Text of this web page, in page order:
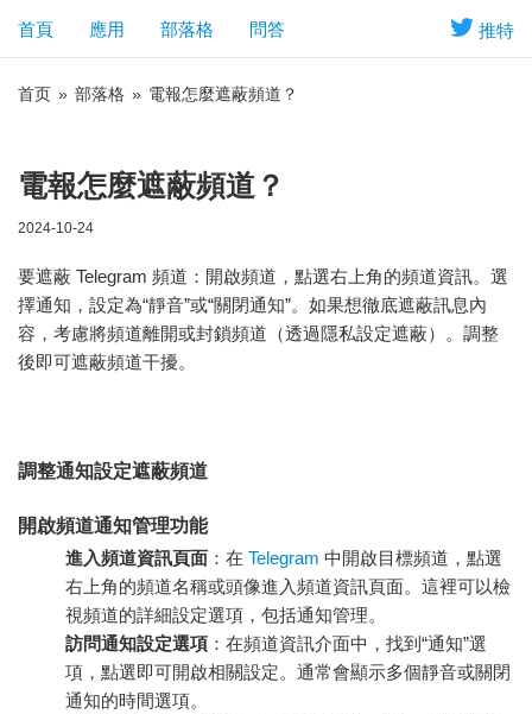
推特
首頁 應用 部落格 問答
首页 » 部落格 » 電報怎麼遮蔽頻道？
電報怎麼遮蔽頻道？
2024-10-24
要遮蔽 Telegram 頻道：開啟頻道，點選右上角的頻道資訊。選
擇通知，設定為“靜音”或“關閉通知”。如果想徹底遮蔽訊息內
容，考慮將頻道離開或封鎖頻道（透過隱私設定遮蔽）。調整
後即可遮蔽頻道干擾。
調整通知設定遮蔽頻道
開啟頻道通知管理功能
進入頻道資訊頁面 ：在 Telegram 中開啟目標頻道，點選
右上角的頻道名稱或頭像進入頻道資訊頁面。這裡可以檢
視頻道的詳細設定選項，包括通知管理。
訪問通知設定選項 ：在頻道資訊介面中，找到“通知”選
項，點選即可開啟相關設定。通常會顯示多個靜音或關閉
通知的時間選項。